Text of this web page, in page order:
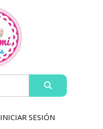
INICIAR SESIÓN